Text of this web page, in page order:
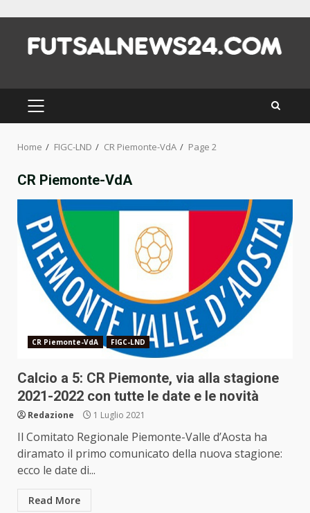
content
PRIMARY
MENU
Home FIGC-LND CR Piemonte-VdA Page 2
CR Piemonte-VdA
CR Piemonte-VdA FIGC-LND
Calcio a 5: CR Piemonte, via alla stagione
2021-2022 con tutte le date e le novità
Redazione 1 Luglio 2021
Il Comitato Regionale Piemonte-Valle d’Aosta ha
diramato il primo comunicato della nuova stagione:
ecco le date di...
Read More